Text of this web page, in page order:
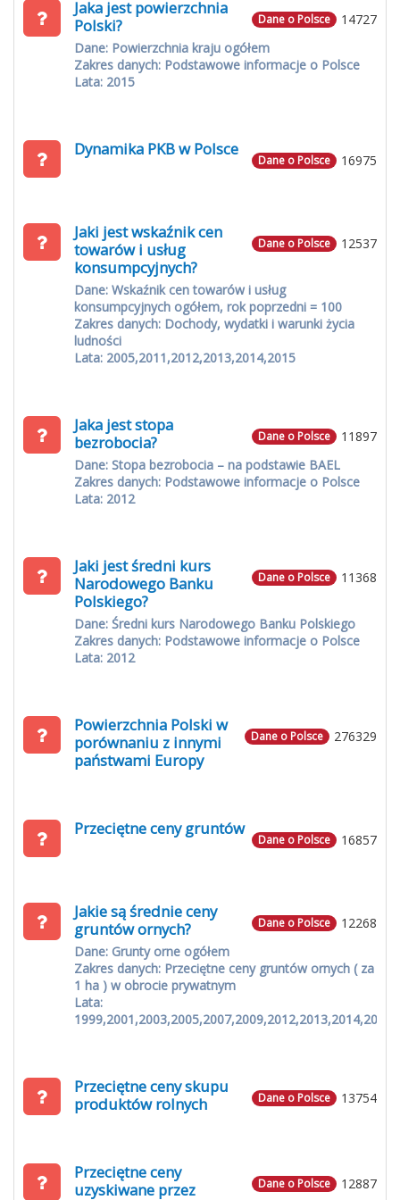
14727
Dane o Polsce
Jaka jest powierzchnia
Polski?
Dane: Powierzchnia kraju ogółem
Zakres danych: Podstawowe informacje o Polsce
Lata: 2015
16975
Dane o Polsce
Dynamika PKB w Polsce
12537
Dane o Polsce
Jaki jest wskaźnik cen
towarów i usług
konsumpcyjnych?
Dane: Wskaźnik cen towarów i usług
konsumpcyjnych ogółem, rok poprzedni = 100
Zakres danych: Dochody, wydatki i warunki życia
ludności
Lata: 2005,2011,2012,2013,2014,2015
11897
Dane o Polsce
Jaka jest stopa
bezrobocia?
Dane: Stopa bezrobocia – na podstawie BAEL
Zakres danych: Podstawowe informacje o Polsce
Lata: 2012
11368
Dane o Polsce
Jaki jest średni kurs
Narodowego Banku
Polskiego?
Dane: Średni kurs Narodowego Banku Polskiego
Zakres danych: Podstawowe informacje o Polsce
Lata: 2012
276329
Dane o Polsce
Powierzchnia Polski w
porównaniu z innymi
państwami Europy
16857
Dane o Polsce
Przeciętne ceny gruntów
12268
Dane o Polsce
Jakie są średnie ceny
gruntów ornych?
Dane: Grunty orne ogółem
Zakres danych: Przeciętne ceny gruntów ornych ( za
1 ha ) w obrocie prywatnym
Lata:
1999,2001,2003,2005,2007,2009,2012,2013,2014,2015
13754
Dane o Polsce
Przeciętne ceny skupu
produktów rolnych
12887
Dane o Polsce
Przeciętne ceny
uzyskiwane przez